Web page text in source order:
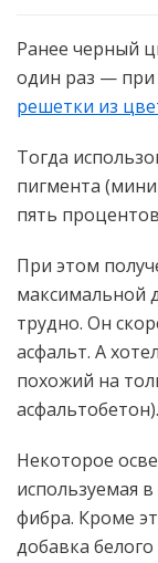
Ранее черный
один раз — при
решетки из
Тогда
пигмента
пять
При этом
максимальной
трудно. Он
асфальт. А
похожий на
асфальтобетон).
Некоторое
используемая
фибра. Кроме
добавка